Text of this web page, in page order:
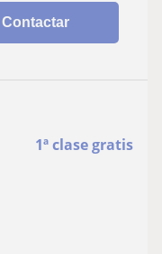
Contactar
1ª clase gratis